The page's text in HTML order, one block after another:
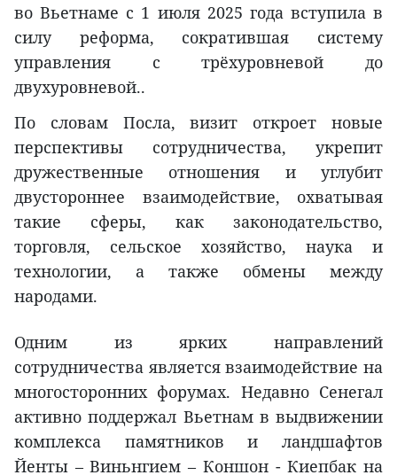
во Вьетнаме с 1 июля 2025 года вступила в
силу реформа, сократившая систему
управления с трёхуровневой до
двухуровневой..
По словам Посла, визит откроет новые
перспективы сотрудничества, укрепит
дружественные отношения и углубит
двустороннее взаимодействие, охватывая
такие сферы, как законодательство,
торговля, сельское хозяйство, наука и
технологии, а также обмены между
народами.
Одним из ярких направлений
сотрудничества является взаимодействие на
многосторонних форумах. Недавно Сенегал
активно поддержал Вьетнам в выдвижении
комплекса памятников и ландшафтов
Йенты – Виньнгием – Коншон - Киепбак на